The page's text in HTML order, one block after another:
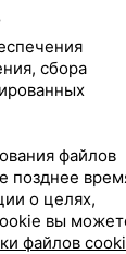
сбора
файлов
позднее
о целях,
вы
файлов